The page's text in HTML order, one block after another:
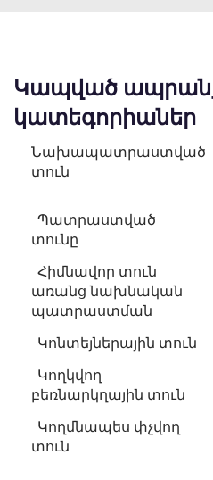
Կապված
կատեգորիաներ
Նախապատրաստված
տուն
Պատրաստված
տունը
Հիմնավոր տուն
առանց նախնական
պատրաստման
Կոնտեյներային տուն
Կողկվող
բեռնարկղային տուն
Կողմնապես փչվող
տուն